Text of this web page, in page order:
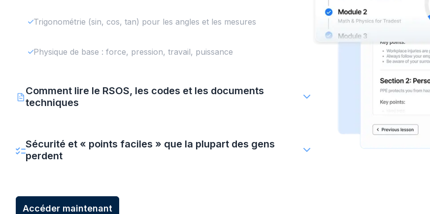
Trigonométrie (sin, cos, tan) pour les angles et les mesures
Physique de base : force, pression, travail, puissance
Comment lire le RSOS, les codes et les documents
techniques
Comment comprendre les plans et les manuels
Sécurité et « points faciles » que la plupart des gens
perdent
Accéder maintenant